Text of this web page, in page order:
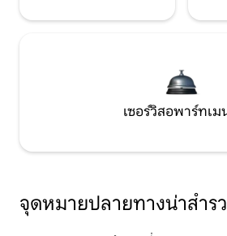
เซอร์วิสอพาร์ทเ
จุดหมายปลายทางน่าสำร